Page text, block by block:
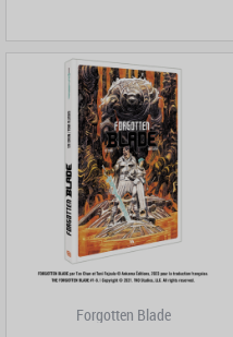
Forgotten Blade